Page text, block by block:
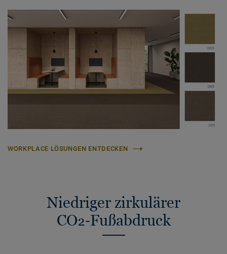
WORKPLACE LÖSUNGEN ENTDECKEN
Niedriger zirkulärer
CO₂‑Fußabdruck